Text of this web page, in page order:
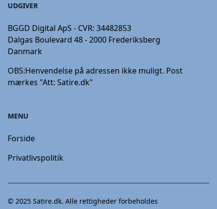
UDGIVER
BGGD Digital ApS - CVR: 34482853
Dalgas Boulevard 48 - 2000 Frederiksberg
Danmark
OBS:Henvendelse på adressen ikke muligt. Post
mærkes "Att: Satire.dk"
MENU
Forside
Privatlivspolitik
© 2025 Satire.dk. Alle rettigheder forbeholdes